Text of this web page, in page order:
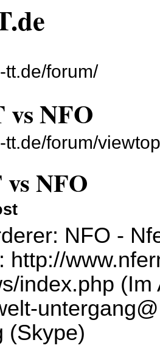
tt.de/forum/
vs NFO
tt.de/forum/
NFO
NFO -
http://
index.php (Im
(Skype)